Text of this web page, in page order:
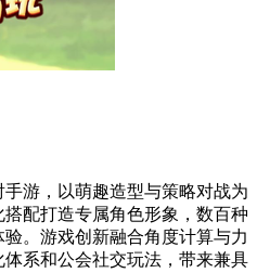
游，以萌趣造型与策略对战为
配打造专属角色形象，数百种
。游戏创新融合角度计算与力
系和公会社交玩法，带来兼具